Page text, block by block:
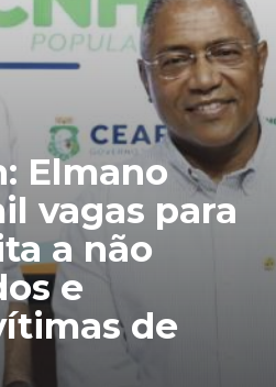
Elmano
vagas para
a não
e
de